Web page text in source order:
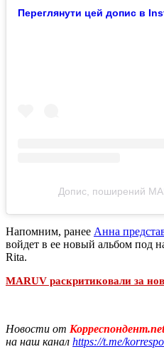
Переглянути цей допис в
Допис, поширений
Напомним, ранее Анна
войдет в ее новый альбом под
Rita.
MARUV раскритиковали за
Новости от
на наш канал https://t.me/